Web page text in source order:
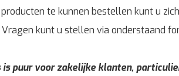
te kunnen bestellen kunt u zich
Vragen kunt u stellen via onderstaand
is puur voor zakelijke klanten,